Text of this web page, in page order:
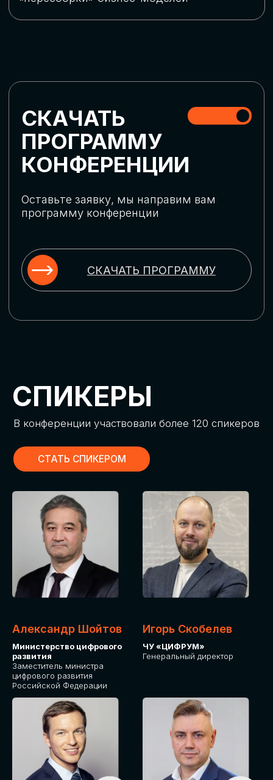
Александр Шойтов
Министерство цифрового
развития
Заместитель министра
цифрового развития
Российской Федерации
Игорь Скобелев
ЧУ «ЦИФРУМ»
Генеральный директор